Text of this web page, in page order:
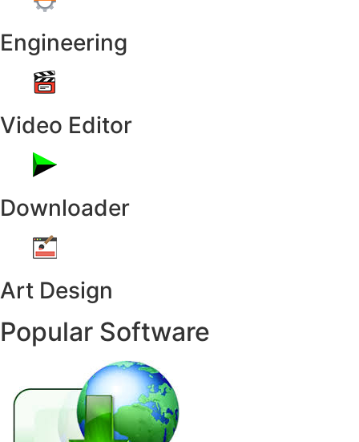
Engineering
Video Editor
Downloader
Art Design
Popular Software